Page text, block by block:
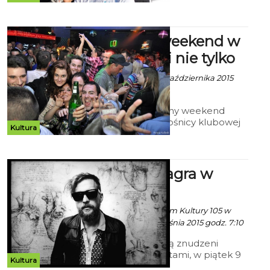
Kultura
Klubowy weekend w
Koszalinie i nie tylko
Robert Kuliński - 9 Października 2015
godz. 10:10
Zaczyna się kolejny weekend
października. Miłośnicy klubowej
zabawy mają w czym wybierać.
odbędzie się sporo koncertów.
Kultura
Organek zagra w
Clubie 105
Ekoszalin za Centrum Kultury 105 w
Koszalinie - 29 Września 2015 godz. 7:10
Wszyscy, którzy są znudzeni
radiowymi playlistami, w piątek 9
października mają szansę